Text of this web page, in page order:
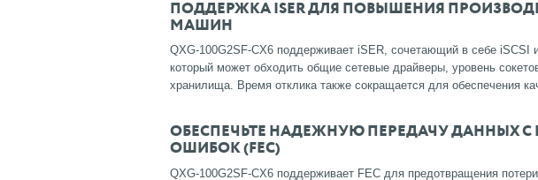
ПОДДЕРЖКА ISER ДЛЯ ПОВЫШЕНИЯ
МАШИН
QXG-100G2SF-CX6 поддерживает iSER, сочетающий в себе iSCSI
который может обходить общие сетевые драйверы, уровень
хранилища.
Время отклика также сокращается для обеспечения
ОБЕСПЕЧЬТЕ НАДЕЖНУЮ ПЕРЕДАЧУ ДАННЫХ
ОШИБОК (FEC)
QXG-100G2SF-CX6 поддерживает FEC для предотвращения